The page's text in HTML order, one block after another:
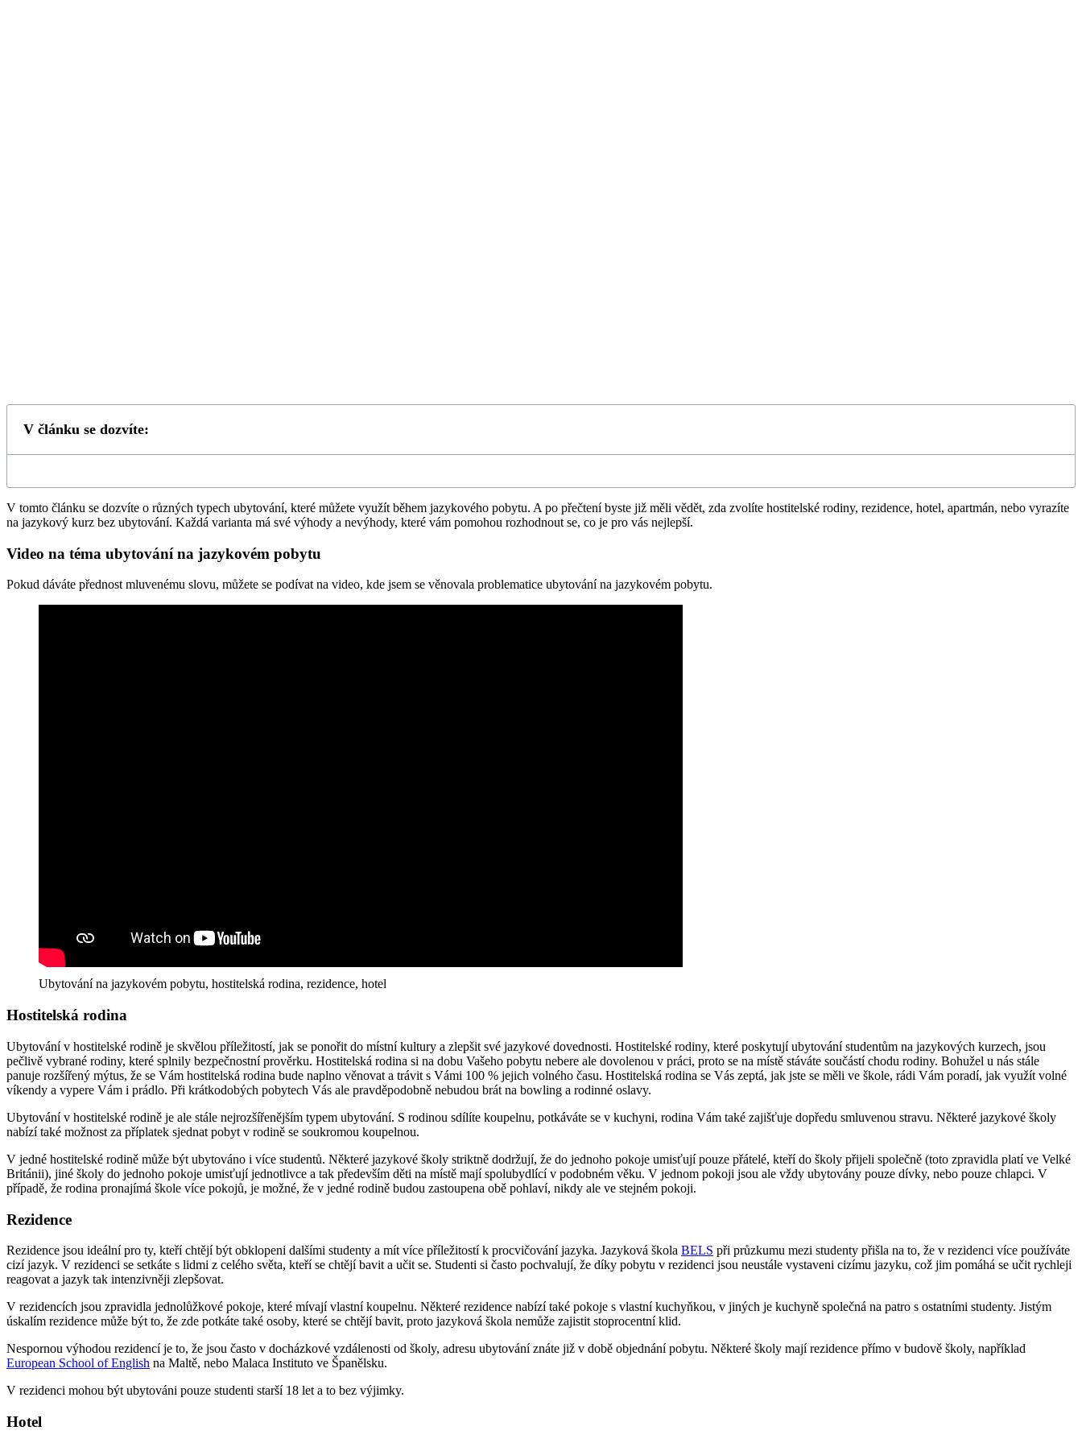
V článku se dozvíte:
V tomto článku se dozvíte o různých typech ubytování, které můžete využít během jazykového pobytu. A po přečtení byste již měli vědět, zda zvolíte hostitelské rodiny, rezidence, hotel, apartmán, nebo vyrazíte
na jazykový kurz bez ubytování. Každá varianta má své výhody a nevýhody, které vám pomohou rozhodnout se, co je pro vás nejlepší.
Video na téma ubytování na jazykovém pobytu
Pokud dáváte přednost mluvenému slovu, můžete se podívat na video, kde jsem se věnovala problematice ubytování na jazykovém pobytu.
Ubytování na jazykovém pobytu, hostitelská rodina, rezidence, hotel
Hostitelská rodina
Ubytování v hostitelské rodině je skvělou příležitostí, jak se ponořit do místní kultury a zlepšit své jazykové dovednosti. Hostitelské rodiny, které poskytují ubytování studentům na jazykových kurzech, jsou
pečlivě vybrané rodiny, které splnily bezpečnostní prověrku. Hostitelská rodina si na dobu Vašeho pobytu nebere ale dovolenou v práci, proto se na místě stáváte součástí chodu rodiny. Bohužel u nás stále
panuje rozšířený mýtus, že se Vám hostitelská rodina bude naplno věnovat a trávit s Vámi 100 % jejich volného času. Hostitelská rodina se Vás zeptá, jak jste se měli ve škole, rádi Vám poradí, jak využít volné
víkendy a vypere Vám i prádlo. Při krátkodobých pobytech Vás ale pravděpodobně nebudou brát na bowling a rodinné oslavy.
Ubytování v hostitelské rodině je ale stále nejrozšířenějším typem ubytování. S rodinou sdílíte koupelnu, potkáváte se v kuchyni, rodina Vám také zajišťuje dopředu smluvenou stravu. Některé jazykové školy
nabízí také možnost za příplatek sjednat pobyt v rodině se soukromou koupelnou.
V jedné hostitelské rodině může být ubytováno i více studentů. Některé jazykové školy striktně dodržují, že do jednoho pokoje umisťují pouze přátelé, kteří do školy přijeli společně (toto zpravidla platí ve Velké
Británii), jiné školy do jednoho pokoje umisťují jednotlivce a tak především děti na místě mají spolubydlící v podobném věku. V jednom pokoji jsou ale vždy ubytovány pouze dívky, nebo pouze chlapci. V
případě, že rodina pronajímá škole více pokojů, je možné, že v jedné rodině budou zastoupena obě pohlaví, nikdy ale ve stejném pokoji.
Rezidence
Rezidence jsou ideální pro ty, kteří chtějí být obklopeni dalšími studenty a mít více příležitostí k procvičování jazyka. Jazyková škola BELS při průzkumu mezi studenty přišla na to, že v rezidenci více používáte
cizí jazyk. V rezidenci se setkáte s lidmi z celého světa, kteří se chtějí bavit a učit se. Studenti si často pochvalují, že díky pobytu v rezidenci jsou neustále vystaveni cizímu jazyku, což jim pomáhá se učit rychleji
reagovat a jazyk tak intenzivněji zlepšovat.
V rezidencích jsou zpravidla jednolůžkové pokoje, které mívají vlastní koupelnu. Některé rezidence nabízí také pokoje s vlastní kuchyňkou, v jiných je kuchyně společná na patro s ostatními studenty. Jistým
úskalím rezidence může být to, že zde potkáte také osoby, které se chtějí bavit, proto jazyková škola nemůže zajistit stoprocentní klid.
Nespornou výhodou rezidencí je to, že jsou často v docházkové vzdálenosti od školy, adresu ubytování znáte již v době objednání pobytu. Některé školy mají rezidence přímo v budově školy, například
European School of English na Maltě, nebo Malaca Instituto ve Španělsku.
V rezidenci mohou být ubytováni pouze studenti starší 18 let a to bez výjimky.
Hotel